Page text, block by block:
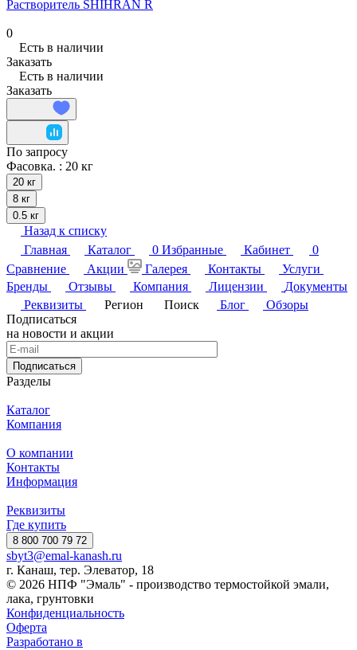
Растворитель SHIHRAN R
0
Есть в наличии
Заказать
Есть в наличии
Заказать
По запросу
Фасовка. : 20 кг
20 кг
8 кг
0.5 кг
Назад к списку
Главная
Каталог 0 Избранные Кабинет
0
Сравнение
Акции Галерея Контакты
Услуги
Бренды
Отзывы Компания Лицензии
Документы
Реквизиты
Регион Поиск Блог
Обзоры
Подписаться
на новости и акции
Подписаться
Разделы
Каталог
Компания
О компании
Контакты
Информация
Реквизиты
Где купить
8 800 700 79 72
sbyt3@emal-kanash.ru
г. Канаш, тер. Элеватор, 18
© 2026 НПФ "Эмаль" - производство термостойкой эмали,
лака, грунтовки
Конфиденциальность
Оферта
Разработано в